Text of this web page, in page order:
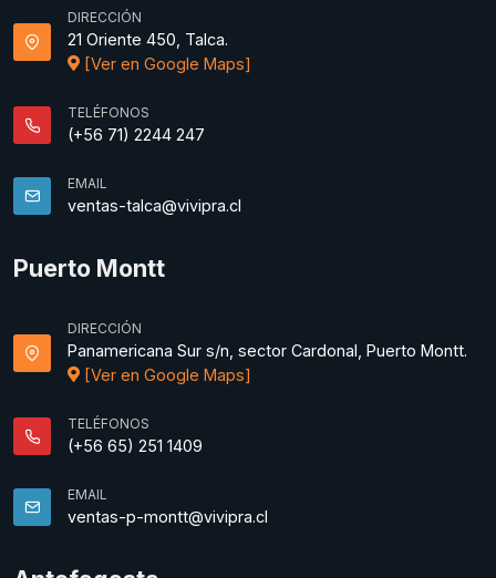
DIRECCIÓN
21 Oriente 450, Talca.
[Ver en Google Maps]
TELÉFONOS
(+56 71) 2244 247
EMAIL
ventas-talca@vivipra.cl
Puerto Montt
DIRECCIÓN
Panamericana Sur s/n, sector Cardonal, Puerto Montt.
[Ver en Google Maps]
TELÉFONOS
(+56 65) 251 1409
EMAIL
ventas-p-montt@vivipra.cl